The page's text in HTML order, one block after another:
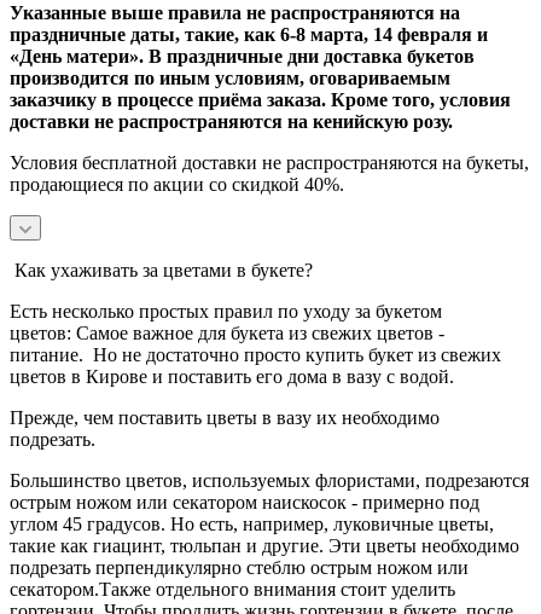
Указанные выше правила не распространяются на
праздничные даты, такие, как 6-8 марта, 14 февраля и
«День матери». В праздничные дни доставка букетов
производится по иным условиям, оговариваемым
заказчику в процессе приёма заказа. Кроме того, условия
доставки не распространяются на кенийскую розу.
Условия бесплатной доставки не распространяются на букеты,
продающиеся по акции со скидкой 40%.
Как ухаживать за цветами в букете?
Есть несколько простых правил по уходу за букетом
цветов: Самое важное для букета из свежих цветов -
питание. Но не достаточно просто купить букет из свежих
цветов в Кирове и поставить его дома в вазу с водой.
Прежде, чем поставить цветы в вазу их необходимо
подрезать.
Большинство цветов, используемых флористами, подрезаются
острым ножом или секатором наискосок - примерно под
углом 45 градусов. Но есть, например, луковичные цветы,
такие как гиацинт, тюльпан и другие. Эти цветы необходимо
подрезать перпендикулярно стеблю острым ножом или
секатором.Также отдельного внимания стоит уделить